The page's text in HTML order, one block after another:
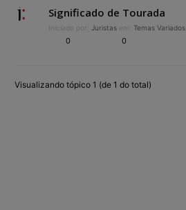
Significado de Tourada
Iniciado por: Juristas em: Temas Variados
0 0
Visualizando tópico 1 (de 1 do total)